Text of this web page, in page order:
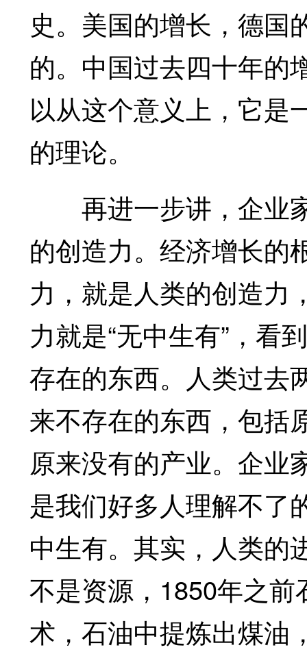
史。美国的增长，德国
的。中国过去四十年的
以从这个意义上，它是
的理论。
再进一步讲，企业
的创造力。经济增长的
力，就是人类的创造力
力就是“无中生有”，看
存在的东西。人类过去
来不存在的东西，包括
原来没有的产业。企业
是我们好多人理解不了
中生有。其实，人类的
不是资源，1850年之
术，石油中提炼出煤油